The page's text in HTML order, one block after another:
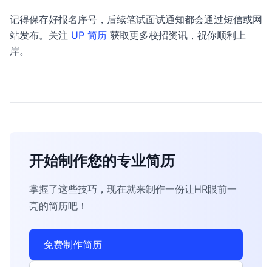
记得保存好报名序号，后续笔试面试通知都会通过短信或网
站发布。关注 UP 简历 获取更多校招资讯，祝你顺利上
岸。
开始制作您的专业简历
掌握了这些技巧，现在就来制作一份让HR眼前一
亮的简历吧！
免费制作简历